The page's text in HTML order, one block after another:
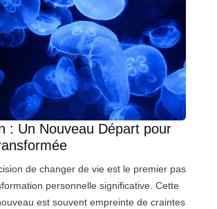
: Un Nouveau Départ pour
de changer de vie est le premier pas
personnelle significative. Cette
est souvent empreinte de craintes